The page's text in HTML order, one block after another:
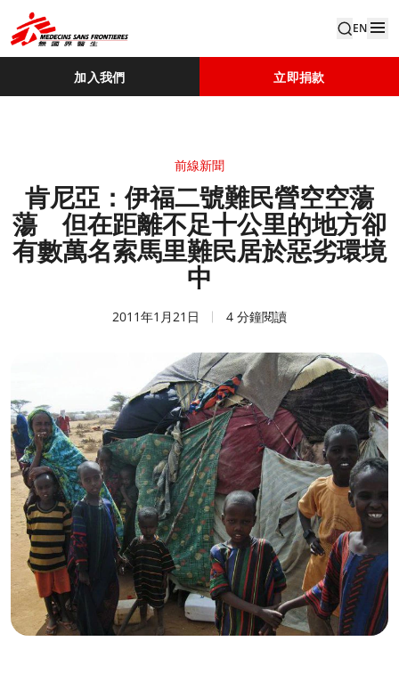
EN
加入我們 立即捐款
前線新聞
肯尼亞：伊福二號難民營空空蕩
蕩 但在距離不足十公里的地方卻
有數萬名索馬里難民居於惡劣環境
中
2011年1月21日 4 分鐘閱讀